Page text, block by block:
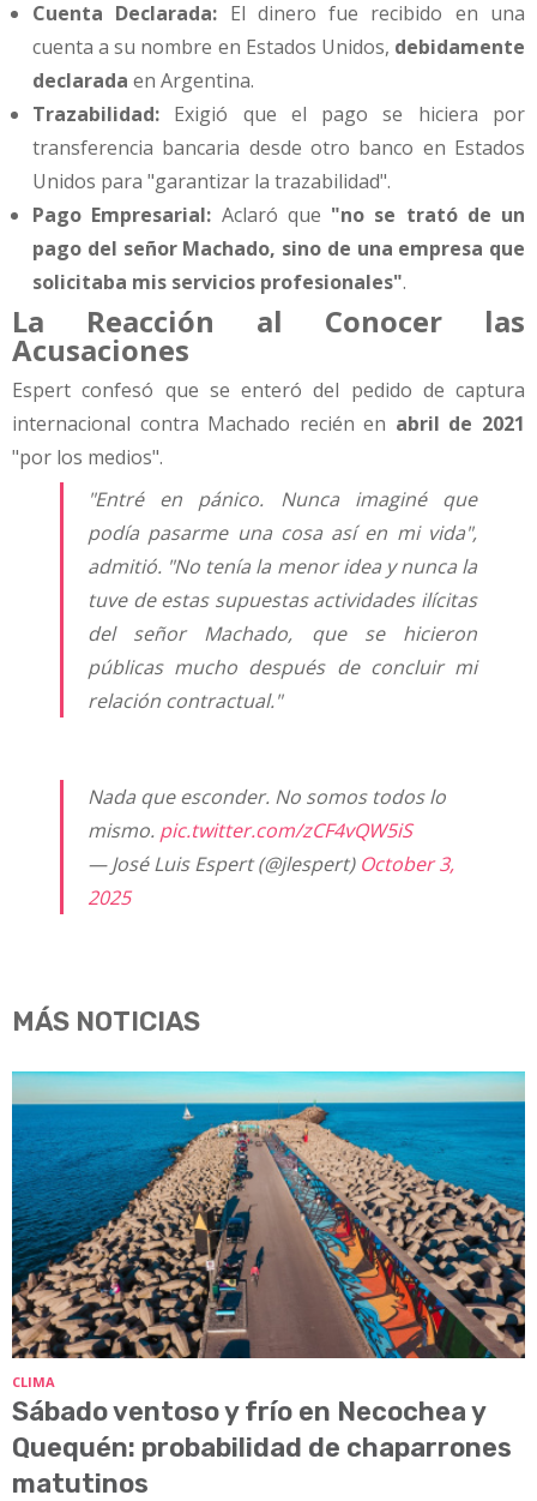
Cuenta Declarada: El dinero fue recibido en una
cuenta a su nombre en Estados Unidos, debidamente
declarada en Argentina.
Trazabilidad: Exigió que el pago se hiciera por
transferencia bancaria desde otro banco en Estados
Unidos para "garantizar la trazabilidad".
Pago Empresarial: Aclaró que "no se trató de un
pago del señor Machado, sino de una empresa que
solicitaba mis servicios profesionales".
La Reacción al Conocer las
Acusaciones
Espert confesó que se enteró del pedido de captura
internacional contra Machado recién en abril de 2021
"por los medios".
"Entré en pánico. Nunca imaginé que
podía pasarme una cosa así en mi vida",
admitió. "No tenía la menor idea y nunca la
tuve de estas supuestas actividades ilícitas
del señor Machado, que se hicieron
públicas mucho después de concluir mi
relación contractual."
Nada que esconder. No somos todos lo
mismo. pic.twitter.com/zCF4vQW5iS
— José Luis Espert (@jlespert) October 3,
2025
MÁS NOTICIAS
CLIMA
Sábado ventoso y frío en Necochea y
Quequén: probabilidad de chaparrones
matutinos